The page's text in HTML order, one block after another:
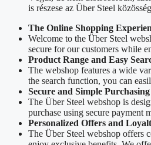
is részese az Über Steel
The Online Shopping
Welcome to the Über Steel
secure for our customers while
Product Range and Easy
The webshop features a wide
the search function, you can
Secure and Simple Purchasing
The Über Steel webshop is
purchase using secure payment
Personalized Offers and
The Über Steel webshop offers